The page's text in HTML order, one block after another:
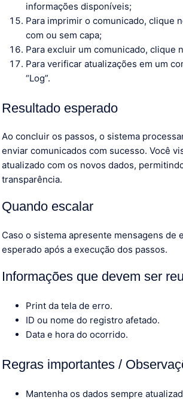
informações disponíveis;
Para imprimir o comunicado, clique
com ou sem capa;
Para excluir um comunicado, clique
Para verificar atualizações em um
“Log”.
Resultado esperado
Ao concluir os passos, o sistema
enviar comunicados com sucesso. Você
atualizado com os novos dados,
transparência.
Quando escalar
Caso o sistema apresente mensagens
esperado após a execução dos passos.
Informações que devem ser
Print da tela de erro.
ID ou nome do registro afetado.
Data e hora do ocorrido.
Regras importantes /
Mantenha os dados sempre